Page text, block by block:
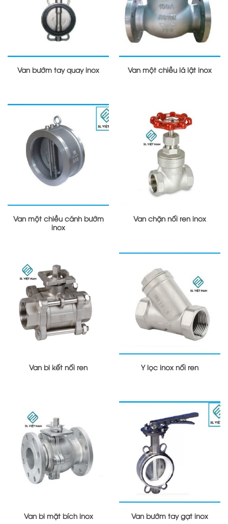
Van bướm tay quay inox Van một chiều lá lật inox
Van một chiều cánh bướm
inox
Van chặn nối ren inox
Van bi kết nối ren Y lọc inox nối ren
Van bi mặt bích inox Van bướm tay gạt inox